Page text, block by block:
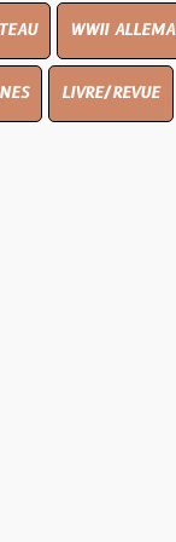
ALLEMAND COPIE